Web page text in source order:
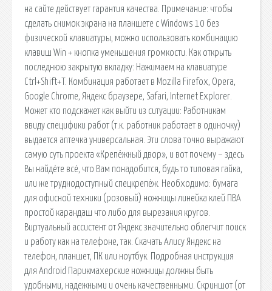
на сайте действует гарантия качества. Примечание: чтобы
сделать снимок экрана на планшете с Windows 10 без
физической клавиатуры, можно использовать комбинацию
клавиш Win + кнопка уменьшения громкости. Как открыть
последнюю закрытую вкладку: Нажимаем на клавиатуре
Ctrl+Shift+T. Комбинация работает в Mozilla Firefox, Opera,
Google Chrome, Яндекс браузере, Safari, Internet Explorer.
Может кто подскажет как выйти из ситуации: Работникам
ввиду специфики работ (т.к. работник работает в одиночку)
выдается аптечка универсальная. Эти слова точно выражают
самую суть проекта «Крепёжный двор», и вот почему – здесь
Вы найдёте всё, что Вам понадобится, будь то типовая гайка,
или же труднодоступный спецкрепёж. Необходимо: бумага
для офисной техники (розовый) ножницы линейка клей ПВА
простой карандаш что либо для вырезания кругов.
Виртуальный ассистент от Яндекс значительно облегчит поиск
и работу как на телефоне, так. Скачать Алису Яндекс на
телефон, планшет, ПК или ноутбук. Подробная инструкция
для Android Парикмахерские ножницы должны быть
удобными, надежными и очень качественными. Скриншот (от